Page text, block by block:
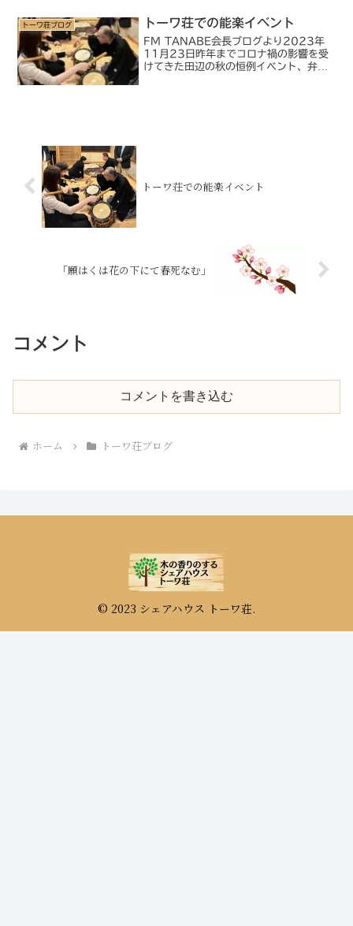
報を知ったある方...
トーワ荘ブログ トーワ荘での能楽イベント
FM TANABE会長ブログより2023年
11月23日 昨年までコロナ禍の影響を受
けてきた田辺の秋の恒例イベント、弁慶
トーワ荘での能楽イベント
「願はくは花の下にて春死なむ」
コメント
コメントを書き込む
ホーム トーワ荘ブログ
© 2023 シェアハウス トーワ荘.